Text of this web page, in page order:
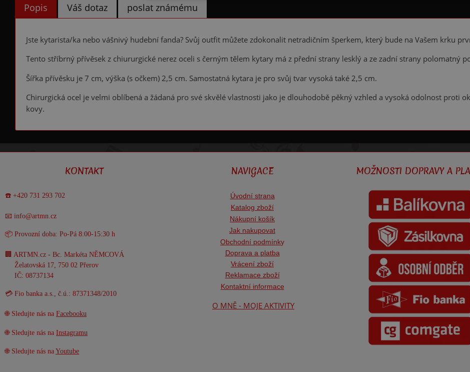
Popis Váš dotaz poslat známému
Jste kytarista/ka nebo vášnivý hudební fanda? Svůj outfit můžete zdokonalit netradičním šperkem, který bude na Vašem krku
Tento stříbrný přívěsek z chiururgické nerez oceli s černým tělem kytary má z přední strany lesklý a ze zadní strany polomatný
Šířka přívěsku je 7 cm, výška (s očkem) 2,5 cm. Samostatná kytara je pro svůj tvar vysoká také 2,5 cm.
Chirurgická ocel je velmi oblíbená a žádaná pro své skvělé vlastnosti jako je dlouhodobě pěkný vzhled a vysoká odolnost proti
kovy.
KONTAKT
☎️ +420 731 293 702
📧 info@artmn.cz
📦 Provozní doba: Po-Pá 8:00-15:30 h
🏢 ARTMN.cz - Bc. Markéta NĚMCOVÁ
Želatovská 17, 750 02 Přerov
IČ: 08737134
💳 Fio banka a.s., č.ú.: 87371348/2010
🌐 Sledujte nás na Facebooku
🌐 Sledujte nás na Instagramu
🌐 Sledujte nás na Youtube
NAVIGACE
Úvodní strana
Katalog zboží
Nákupní košík
Jak nakupovat
Obchodní podmínky
Doprava a platba
Vrácení zboží
Reklamace zboží
Kontaktní informace
O MNĚ - MOJE AKTIVITY
MOŽNOSTI DOPRAVY A